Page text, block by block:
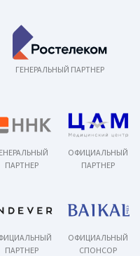
ГЕНЕРАЛЬНЫЙ ПАРТНЕР
ПАРТНЕР
ОФИЦИАЛЬНЫЙ
ПАРТНЕР
ПАРТНЕР
ОФИЦИАЛЬНЫЙ
СПОНСОР